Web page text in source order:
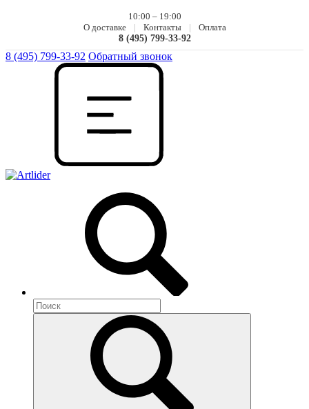
10:00 – 19:00
О доставке
| Контакты |
Оплата
8 (495) 799-33-92
8 (495) 799-33-92 Обратный звонок